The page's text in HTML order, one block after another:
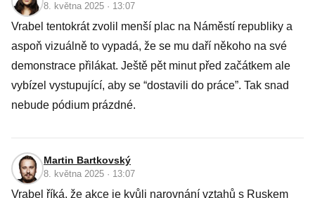
8. května 2025 · 13:07
Vrabel tentokrát zvolil menší plac na Náměstí republiky a
aspoň vizuálně to vypadá, že se mu daří někoho na své
demonstrace přilákat. Ještě pět minut před začátkem ale
vybízel vystupující, aby se “dostavili do práce”. Tak snad
nebude pódium prázdné.
Martin Bartkovský
8. května 2025 · 13:07
Vrabel říká, že akce je kvůli narovnání vztahů s Ruskem